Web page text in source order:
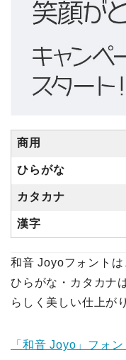
商用
ひらがな
カタカナ
漢字
和音 Joyoフォントは
ひらがな・カタカナ
らしく美しい仕上が
「和音 Joyo」フォ